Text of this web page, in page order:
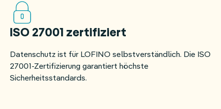
ISO 27001 zertifiziert
Datenschutz ist für LOFINO selbstverständlich. Die ISO
27001-Zertifizierung garantiert höchste
Sicherheitsstandards.